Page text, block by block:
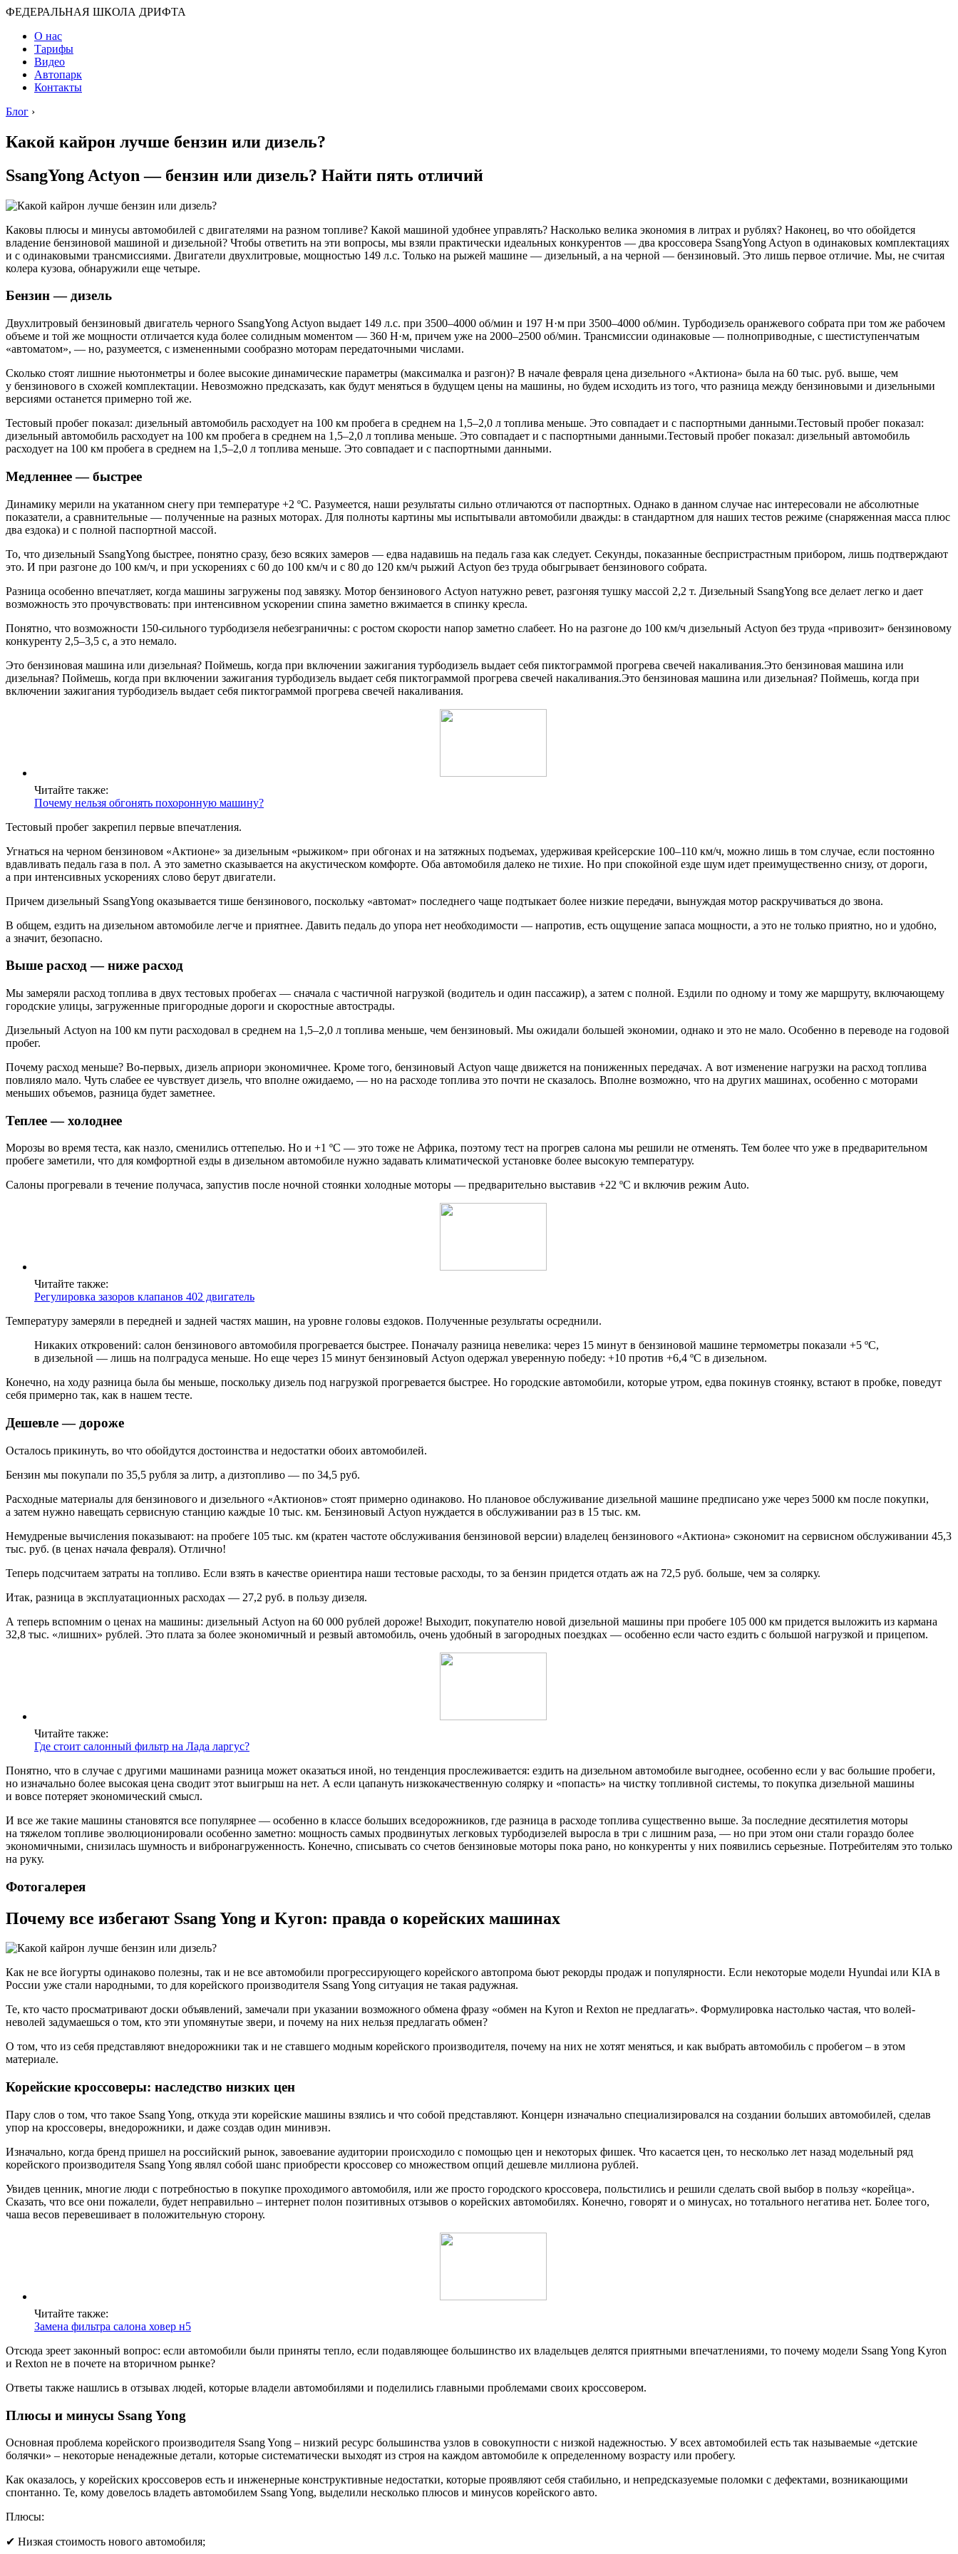
ФЕДЕРАЛЬНАЯ ШКОЛА ДРИФТА
О нас
Тарифы
Видео
Автопарк
Контакты
Блог ›
Какой кайрон лучше бензин или дизель?
SsangYong Actyon — бензин или дизель? Найти пять отличий
Каковы плюсы и минусы автомобилей с двигателями на разном топливе? Какой машиной удобнее управлять? Насколько велика экономия в литрах и рублях? Наконец, во что обойдется
владение бензиновой машиной и дизельной? Чтобы ответить на эти вопросы, мы взяли практически идеальных конкурентов — два кроссовера SsangYong Actyon в одинаковых комплектациях
и с одинаковыми трансмиссиями. Двигатели двухлитровые, мощностью 149 л.с. Только на рыжей машине — дизельный, а на черной — бензиновый. Это лишь первое отличие. Мы, не считая
колера кузова, обнаружили еще четыре.
Бензин — дизель
Двухлитровый бензиновый двигатель черного SsangYong Actyon выдает 149 л.с. при 3500–4000 об/мин и 197 Н·м при 3500–4000 об/мин. Турбодизель оранжевого собрата при том же рабочем
объеме и той же мощности отличается куда более солидным моментом — 360 Н·м, причем уже на 2000–2500 об/мин. Трансмиссии одинаковые — полноприводные, с шестиступенчатым
«автоматом», — но, разумеется, с измененными сообразно моторам передаточными числами.
Сколько стоят лишние ньютонметры и более высокие динамические параметры (максималка и разгон)? В начале февраля цена дизельного «Актиона» была на 60 тыс. руб. выше, чем
у бензинового в схожей комплектации. Невозможно предсказать, как будут меняться в будущем цены на машины, но будем исходить из того, что разница между бензиновыми и дизельными
версиями останется примерно той же.
Тестовый пробег показал: дизельный автомобиль расходует на 100 км пробега в среднем на 1,5–2,0 л топлива меньше. Это совпадает и с паспортными данными.Тестовый пробег показал:
дизельный автомобиль расходует на 100 км пробега в среднем на 1,5–2,0 л топлива меньше. Это совпадает и с паспортными данными.Тестовый пробег показал: дизельный автомобиль
расходует на 100 км пробега в среднем на 1,5–2,0 л топлива меньше. Это совпадает и с паспортными данными.
Медленнее — быстрее
Динамику мерили на укатанном снегу при температуре +2 ºС. Разумеется, наши результаты сильно отличаются от паспортных. Однако в данном случае нас интересовали не абсолютные
показатели, а сравнительные — полученные на разных моторах. Для полноты картины мы испытывали автомобили дважды: в стандартном для наших тестов режиме (снаряженная масса плюс
два ездока) и с полной паспортной массой.
То, что дизельный SsangYong быстрее, понятно сразу, безо всяких замеров — едва надавишь на педаль газа как следует. Секунды, показанные беспристрастным прибором, лишь подтверждают
это. И при разгоне до 100 км/ч, и при ускорениях с 60 до 100 км/ч и с 80 до 120 км/ч рыжий Actyon без труда обыгрывает бензинового собрата.
Разница особенно впечатляет, когда машины загружены под завязку. Мотор бензинового Actyon натужно ревет, разгоняя тушку массой 2,2 т. Дизельный SsangYong все делает легко и дает
возможность это прочувствовать: при интенсивном ускорении спина заметно вжимается в спинку кресла.
Понятно, что возможности 150‑сильного турбодизеля небезграничны: с ростом скорости напор заметно слабеет. Но на разгоне до 100 км/ч дизельный Actyon без труда «привозит» бензиновому
конкуренту 2,5–3,5 с, а это немало.
Это бензиновая машина или дизельная? Поймешь, когда при включении зажигания турбодизель выдает себя пиктограммой прогрева свечей накаливания.Это бензиновая машина или
дизельная? Поймешь, когда при включении зажигания турбодизель выдает себя пиктограммой прогрева свечей накаливания.Это бензиновая машина или дизельная? Поймешь, когда при
включении зажигания турбодизель выдает себя пиктограммой прогрева свечей накаливания.
Читайте также:
Почему нельзя обгонять похоронную машину?
Тестовый пробег закрепил первые впечатления.
Угнаться на черном бензиновом «Актионе» за дизельным «рыжиком» при обгонах и на затяжных подъемах, удерживая крейсерские 100–110 км/ч, можно лишь в том случае, если постоянно
вдавливать педаль газа в пол. А это заметно сказывается на акустическом комфорте. Оба автомобиля далеко не тихие. Но при спокойной езде шум идет преимущественно снизу, от дороги,
а при интенсивных ускорениях слово берут двигатели.
Причем дизельный SsangYong оказывается тише бензинового, поскольку «автомат» последнего чаще подтыкает более низкие передачи, вынуждая мотор раскручиваться до звона.
В общем, ездить на дизельном автомобиле легче и приятнее. Давить педаль до упора нет необходимости — напротив, есть ощущение запаса мощности, а это не только приятно, но и удобно,
а значит, безопасно.
Выше расход — ниже расход
Мы замеряли расход топлива в двух тестовых пробегах — сначала с частичной нагрузкой (водитель и один пассажир), а затем с полной. Ездили по одному и тому же маршруту, включающему
городские улицы, загруженные пригородные дороги и скоростные автострады.
Дизельный Actyon на 100 км пути расходовал в среднем на 1,5–2,0 л топлива меньше, чем бензиновый. Мы ожидали большей экономии, однако и это не мало. Особенно в переводе на годовой
пробег.
Почему расход меньше? Во‑первых, дизель априори экономичнее. Кроме того, бензиновый Actyon чаще движется на пониженных передачах. А вот изменение нагрузки на расход топлива
повлияло мало. Чуть слабее ее чувствует дизель, что вполне ожидаемо, — но на расходе топлива это почти не сказалось. Вполне возможно, что на других машинах, особенно с моторами
меньших объемов, разница будет заметнее.
Теплее — холоднее
Морозы во время теста, как назло, сменились оттепелью. Но и +1 ºС — это тоже не Африка, поэтому тест на прогрев салона мы решили не отменять. Тем более что уже в предварительном
пробеге заметили, что для комфортной езды в дизельном автомобиле нужно задавать климатической установке более высокую температуру.
Салоны прогревали в течение получаса, запустив после ночной стоянки холодные моторы — предварительно выставив +22 ºС и включив режим Auto.
Читайте также:
Регулировка зазоров клапанов 402 двигатель
Температуру замеряли в передней и задней частях машин, на уровне головы ездоков. Полученные результаты осреднили.
Никаких откровений: салон бензинового автомобиля прогревается быстрее. Поначалу разница невелика: через 15 минут в бензиновой машине термометры показали +5 ºС,
в дизельной — лишь на полградуса меньше. Но еще через 15 минут бензиновый Actyon одержал уверенную победу: +10 против +6,4 ºС в дизельном.
Конечно, на ходу разница была бы меньше, поскольку дизель под нагрузкой прогревается быстрее. Но городские автомобили, которые утром, едва покинув стоянку, встают в пробке, поведут
себя примерно так, как в нашем тесте.
Дешевле — дороже
Осталось прикинуть, во что обойдутся достоинства и недостатки обоих автомобилей.
Бензин мы покупали по 35,5 рубля за литр, а дизтопливо — по 34,5 руб.
Расходные материалы для бензинового и дизельного «Актионов» стоят примерно одинаково. Но плановое обслуживание дизельной машине предписано уже через 5000 км после покупки,
а затем нужно навещать сервисную станцию каждые 10 тыс. км. Бензиновый Actyon нуждается в обслуживании раз в 15 тыс. км.
Немудреные вычисления показывают: на пробеге 105 тыс. км (кратен частоте обслуживания бензиновой версии) владелец бензинового «Актиона» сэкономит на сервисном обслуживании 45,3
тыс. руб. (в ценах начала февраля). Отлично!
Теперь подсчитаем затраты на топливо. Если взять в качестве ориентира наши тестовые расходы, то за бензин придется отдать аж на 72,5 руб. больше, чем за солярку.
Итак, разница в эксплуатационных расходах — 27,2 руб. в пользу дизеля.
А теперь вспомним о ценах на машины: дизельный Actyon на 60 000 рублей дороже! Выходит, покупателю новой дизельной машины при пробеге 105 000 км придется выложить из кармана
32,8 тыс. «лишних» рублей. Это плата за более экономичный и резвый автомобиль, очень удобный в загородных поездках — особенно если часто ездить с большой нагрузкой и прицепом.
Читайте также:
Где стоит салонный фильтр на Лада ларгус?
Понятно, что в случае с другими машинами разница может оказаться иной, но тенденция прослеживается: ездить на дизельном автомобиле выгоднее, особенно если у вас большие пробеги,
но изначально более высокая цена сводит этот выигрыш на нет. А если цапануть низкокачественную солярку и «попасть» на чистку топливной системы, то покупка дизельной машины
и вовсе потеряет экономический смысл.
И все же такие машины становятся все популярнее — особенно в классе больших вседорожников, где разница в расходе топлива существенно выше. За последние десятилетия моторы
на тяжелом топливе эволюционировали особенно заметно: мощность самых продвинутых легковых турбодизелей выросла в три с лишним раза, — но при этом они стали гораздо более
экономичными, снизилась шумность и вибронагруженность. Конечно, списывать со счетов бензиновые моторы пока рано, но конкуренты у них появились серьезные. Потребителям это только
на руку.
Фотогалерея
Почему все избегают Ssang Yong и Kyron: правда о корейских машинах
Как не все йогурты одинаково полезны, так и не все автомобили прогрессирующего корейского автопрома бьют рекорды продаж и популярности. Если некоторые модели Hyundai или KIA в
России уже стали народными, то для корейского производителя Ssang Yong ситуация не такая радужная.
Те, кто часто просматривают доски объявлений, замечали при указании возможного обмена фразу «обмен на Kyron и Rexton не предлагать». Формулировка настолько частая, что волей-
неволей задумаешься о том, кто эти упомянутые звери, и почему на них нельзя предлагать обмен?
О том, что из себя представляют внедорожники так и не ставшего модным корейского производителя, почему на них не хотят меняться, и как выбрать автомобиль с пробегом – в этом
материале.
Корейские кроссоверы: наследство низких цен
Пару слов о том, что такое Ssang Yong, откуда эти корейские машины взялись и что собой представляют. Концерн изначально специализировался на создании больших автомобилей, сделав
упор на кроссоверы, внедорожники, и даже создав один минивэн.
Изначально, когда бренд пришел на российский рынок, завоевание аудитории происходило с помощью цен и некоторых фишек. Что касается цен, то несколько лет назад модельный ряд
корейского производителя Ssang Yong являл собой шанс приобрести кроссовер со множеством опций дешевле миллиона рублей.
Увидев ценник, многие люди с потребностью в покупке проходимого автомобиля, или же просто городского кроссовера, польстились и решили сделать свой выбор в пользу «корейца».
Сказать, что все они пожалели, будет неправильно – интернет полон позитивных отзывов о корейских автомобилях. Конечно, говорят и о минусах, но тотального негатива нет. Более того,
чаша весов перевешивает в положительную сторону.
Читайте также:
Замена фильтра салона ховер н5
Отсюда зреет законный вопрос: если автомобили были приняты тепло, если подавляющее большинство их владельцев делятся приятными впечатлениями, то почему модели Ssang Yong Kyron
и Rexton не в почете на вторичном рынке?
Ответы также нашлись в отзывах людей, которые владели автомобилями и поделились главными проблемами своих кроссовером.
Плюсы и минусы Ssang Yong
Основная проблема корейского производителя Ssang Yong – низкий ресурс большинства узлов в совокупности с низкой надежностью. У всех автомобилей есть так называемые «детские
болячки» – некоторые ненадежные детали, которые систематически выходят из строя на каждом автомобиле к определенному возрасту или пробегу.
Как оказалось, у корейских кроссоверов есть и инженерные конструктивные недостатки, которые проявляют себя стабильно, и непредсказуемые поломки с дефектами, возникающими
спонтанно. Те, кому довелось владеть автомобилем Ssang Yong, выделили несколько плюсов и минусов корейского авто.
Плюсы:
✔ Низкая стоимость нового автомобиля;